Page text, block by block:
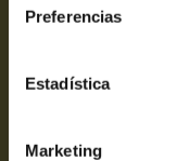
Preferencias
Estadística
Marketing